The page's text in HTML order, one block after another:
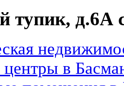
тупик, д.6А
центры в